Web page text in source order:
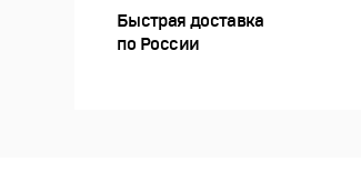
Быстрая доставка
по России